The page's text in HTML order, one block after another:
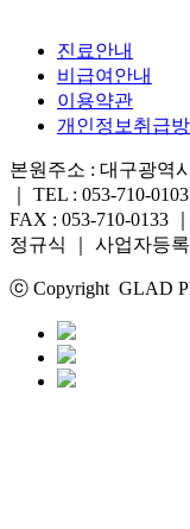
진료안내
비급여안내
이용약관
개인정보취급
본원주소 : 대구광역
｜ TEL : 053-710-
FAX : 053-710-0133
정규식 ｜ 사업자등
ⓒ Copyright GLAD